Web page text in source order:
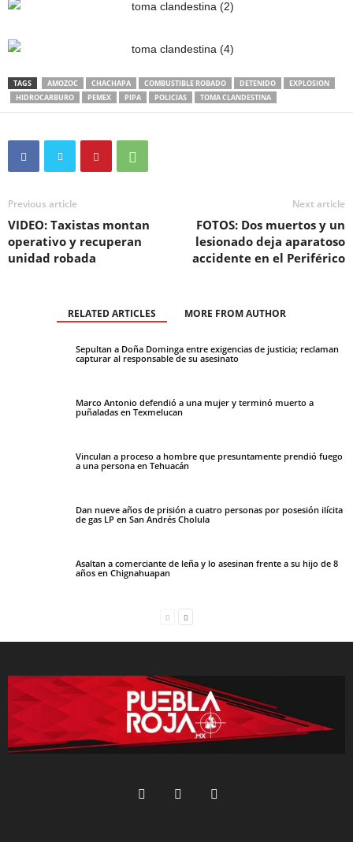
TAGS AMOZOC CHACHAPA COMBUSTIBLE ROBADO DETENIDO
EXPLOSION
HIDROCARBURO
PEMEX PIPA POLICIAS TOMA CLANDESTINA
Previous article
VIDEO: Taxistas montan
operativo y recuperan
unidad robada
Next article
FOTOS: Dos muertos y un
lesionado deja aparatoso
accidente en el Periférico
RELATED ARTICLES MORE FROM AUTHOR
Sepultan a Doña Dominga entre exigencias de justicia; reclaman
capturar al responsable de su asesinato
Marco Antonio defendió a una mujer y terminó muerto a
puñaladas en Texmelucan
Vinculan a proceso a hombre que presuntamente prendió fuego
a una persona en Tehuacán
Dan nueve años de prisión a cuatro personas por posesión ilícita
de gas LP en San Andrés Cholula
Asaltan a comerciante de leña y lo asesinan frente a su hijo de 8
años en Chignahuapan